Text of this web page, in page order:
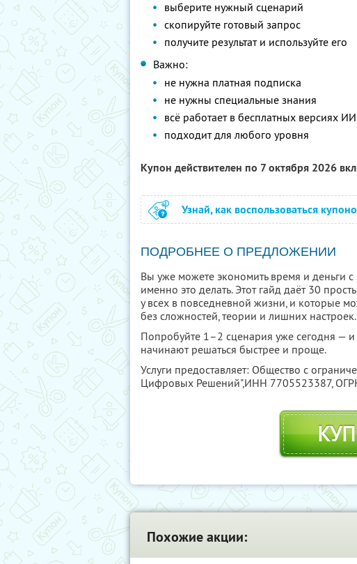
выберите нужный сценарий
скопируйте готовый запрос
получите результат и используйте его
Важно:
не нужна платная подписка
не нужны специальные знания
всё работает в бесплатных версиях ИИ
подходит для любого уровня
Купон действителен по 7 октября 2026
Узнай, как воспользоваться
ПОДРОБНЕЕ О ПРЕДЛОЖЕНИИ
Вы уже можете экономить время и деньги
именно это делать. Этот гайд даёт 30
у всех в повседневной жизни, и которые
без сложностей, теории и лишних настроек.
Попробуйте 1–2 сценария уже сегодня — и
начинают решаться быстрее и проще.
Услуги предоставляет: Общество с
Цифровых Решений",ИНН 7705523387,
Похожие акции: